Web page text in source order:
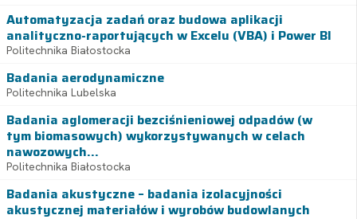
Automatyzacja zadań oraz budowa aplikacji
analityczno-raportujących w Excelu (VBA) i Power BI
Politechnika Białostocka
Badania aerodynamiczne
Politechnika Lubelska
Badania aglomeracji bezciśnieniowej odpadów (w
tym biomasowych) wykorzystywanych w celach
nawozowych...
Politechnika Białostocka
Badania akustyczne – badania izolacyjności
akustycznej materiałów i wyrobów budowlanych